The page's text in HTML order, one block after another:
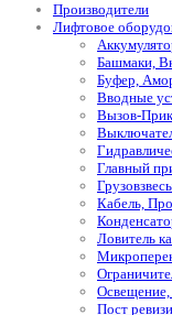
Производители
Лифтовое
Башмаки,
Буфер,
Вводные
Вызов-
Главный
Кабель,
Ловитель
Пост